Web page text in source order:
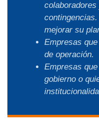
mejorar su
Empresas
de operación.
Empresas
gobierno o